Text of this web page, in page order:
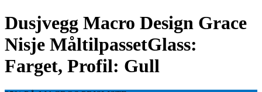
Dusjvegg Macro Design Grace
Nisje MåltilpassetGlass:
Farget, Profil: Gull